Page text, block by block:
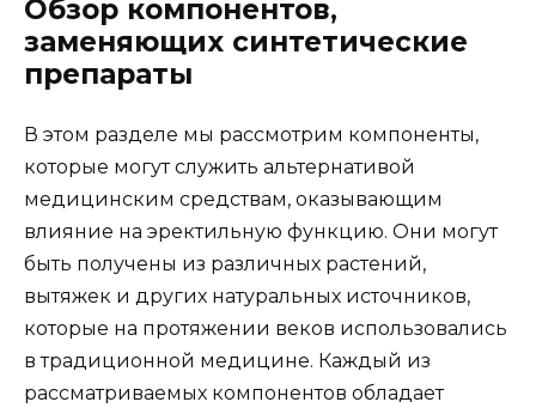
Обзор компонентов,
заменяющих синтетические
препараты
В этом разделе мы рассмотрим компоненты,
которые могут служить альтернативой
медицинским средствам, оказывающим
влияние на эректильную функцию. Они могут
быть получены из различных растений,
вытяжек и других натуральных источников,
которые на протяжении веков использовались
в традиционной медицине. Каждый из
рассматриваемых компонентов обладает